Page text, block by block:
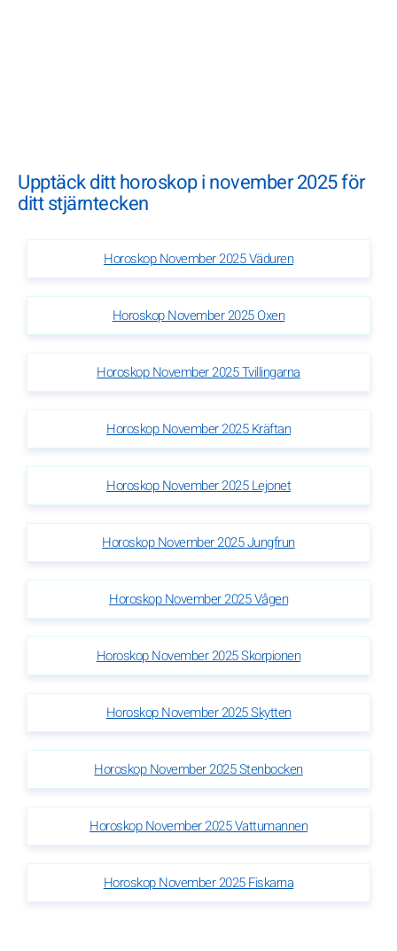
Upptäck ditt horoskop i november 2025 för
ditt stjärntecken
Horoskop November 2025 Väduren
Horoskop November 2025 Oxen
Horoskop November 2025 Tvillingarna
Horoskop November 2025 Kräftan
Horoskop November 2025 Lejonet
Horoskop November 2025 Jungfrun
Horoskop November 2025 Vågen
Horoskop November 2025 Skorpionen
Horoskop November 2025 Skytten
Horoskop November 2025 Stenbocken
Horoskop November 2025 Vattumannen
Horoskop November 2025 Fiskarna